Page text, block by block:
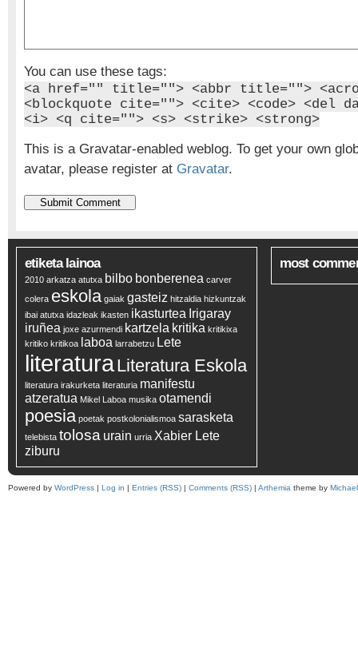
You can use these tags:
<a href="" title=""> <abbr title="">
<blockquote cite=""> <cite> <code> <del
<i> <q cite=""> <s> <strike> <strong>
This is a Gravatar-enabled weblog. To get your own
avatar, please register at Gravatar.
etiketa lainoa
2010 arkatza atutxa bilbo bonberenea carver
colera eskola gaiak gasteiz hitzaldia hizkuntzak
ibai atutxa idazleak ikasten ikasturtea Irigaray
iruñea joxe azurmendi kartzela kritika kritikixa
kritiko kritikoa laboa larrabetzu Lete
literaturaLiteratura Eskola
literatura irakurketa literaturia manifestu
atzeratua Mikel Laboa musika otamendi
poesia poetak postkolonialismoa sarasketa
telebista tolosa urain urria Xabier Lete
ziburu
most
Powered by WordPress | Log in | Entries (RSS) | Comments (RSS) | Arthemia theme by